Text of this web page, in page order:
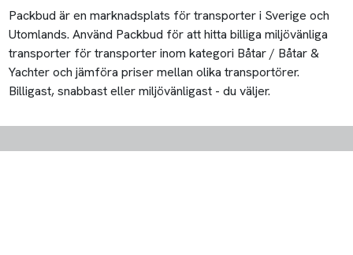
Packbud är en marknadsplats för transporter i Sverige och
Utomlands. Använd Packbud för att hitta billiga miljövänliga
transporter för transporter inom kategori Båtar / Båtar &
Yachter och jämföra priser mellan olika transportörer.
Billigast, snabbast eller miljövänligast - du väljer.